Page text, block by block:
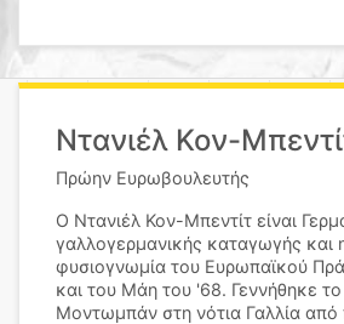
Ντανιέλ Κον-
Πρώην Ευρωβουλευτής
Ο Ντανιέλ Κον-Μπεντίτ είναι
γαλλογερμανικής καταγωγής και
φυσιογνωμία του Ευρωπαϊκού
και του Μάη του '68. Γεννήθηκε
Μοντωμπάν στη νότια Γαλλία από